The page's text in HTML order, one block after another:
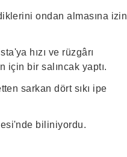
ondan almasına izin
hızı ve rüzgârı
için bir salıncak yaptı.
sarkan dört sıkı ipe
biliniyordu.